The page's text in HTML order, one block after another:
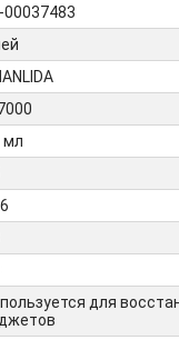
00037483
мл
для